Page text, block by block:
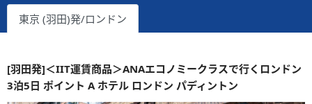
東京 (羽田)発/ロンドン
[羽田発]＜IIT運賃商品＞ANAエコノミークラスで行くロンドン
3泊5日 ポイント A ホテル ロンドン パディントン